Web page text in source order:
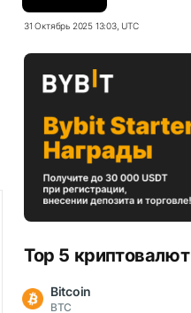
31 Октябрь 2025 13:03, UTC
Top 5 криптовалют
Bitcoin
BTC